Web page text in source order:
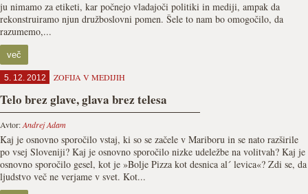
ju nimamo za etiketi, kar počnejo vladajoči politiki in mediji, ampak da
rekonstruiramo njun družboslovni pomen. Šele to nam bo omogočilo, da
razumemo,...
več
5. 12. 2012 ZOFIJA V MEDIJIH
Telo brez glave, glava brez telesa
Avtor:Andrej Adam
Kaj je osnovno sporočilo vstaj, ki so se začele v Mariboru in se nato razširile
po vsej Sloveniji? Kaj je osnovno sporočilo nizke udeležbe na volitvah? Kaj je
osnovno sporočilo gesel, kot je »Bolje Pizza kot desnica al´ levica«? Zdi se, da
ljudstvo več ne verjame v svet. Kot...